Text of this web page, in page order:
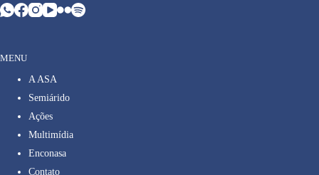
MENU
A ASA
Semiárido
Ações
Multimídia
Enconasa
Contato